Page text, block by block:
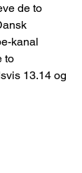
de to
kanal
to
13.14 og